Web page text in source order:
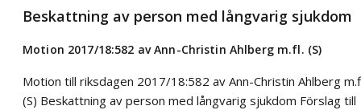
Beskattning av person med långvarig sjukdom
Motion 2017/18:582 av Ann-Christin Ahlberg m.fl. (S)
Motion till riksdagen 2017/18:582 av Ann-Christin Ahlberg
(S) Beskattning av person med långvarig sjukdom Förslag till